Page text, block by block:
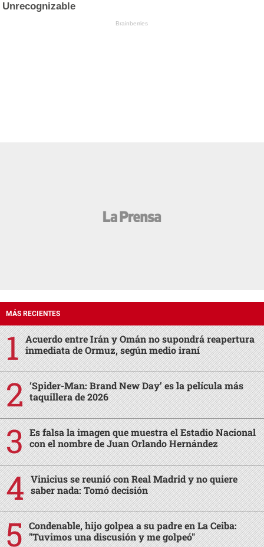
Unrecognizable
Brainberries
MÁS RECIENTES
Acuerdo entre Irán y Omán no supondrá reapertura
inmediata de Ormuz, según medio iraní
‘Spider-Man: Brand New Day’ es la película más
taquillera de 2026
Es falsa la imagen que muestra el Estadio Nacional
con el nombre de Juan Orlando Hernández
Vinicius se reunió con Real Madrid y no quiere
saber nada: Tomó decisión
Condenable, hijo golpea a su padre en La Ceiba:
"Tuvimos una discusión y me golpeó"